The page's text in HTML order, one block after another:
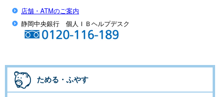
店舗・ATMのご案内
静岡中央銀行 個人ＩＢヘルプデスク
ためる・ふやす